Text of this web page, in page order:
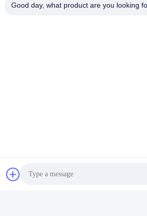
Hefei Dongsheng
Good day, what product are you looking